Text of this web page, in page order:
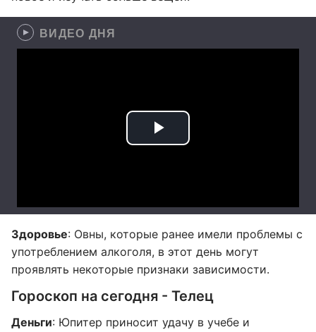
ВИДЕО ДНЯ
Здоровье: Овны, которые ранее имели проблемы с
употреблением алкоголя, в этот день могут
проявлять некоторые признаки зависимости.
Гороскоп на сегодня - Телец
Деньги: Юпитер приносит удачу в учебе и